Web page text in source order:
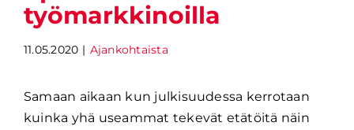
työmarkkinoilla
11.05.2020 | Ajankohtaista
Samaan aikaan kun julkisuudessa kerrotaan
kuinka yhä useammat tekevät etätöitä näin